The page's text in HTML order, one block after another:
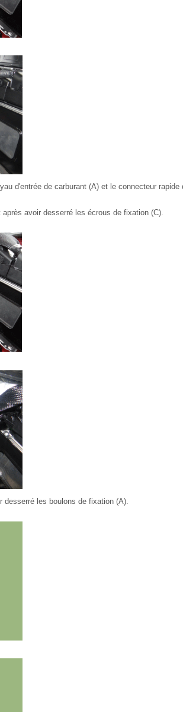
d'entrée de carburant (A) et le connecteur
avoir desserré les écrous de fixation (C).
desserré les boulons de fixation (A).